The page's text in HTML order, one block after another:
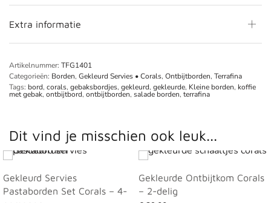
Extra informatie
Artikelnummer: TFG1401
Categorieën: Borden, Gekleurd Servies • Corals, Ontbijtborden, Terrafina
Tags: bord, corals, gebaksbordjes, gekleurd, gekleurde, Kleine borden, koffie
met gebak, ontbijtbord, ontbijtborden, salade borden, terrafina
Dit vind je misschien ook leuk...
Gekleurd Servies
Pastaborden Set Corals – 4-
Gekleurde Ontbijtkom Corals
– 2-delig